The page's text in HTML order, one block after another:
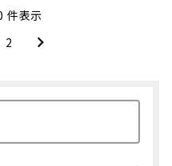
件表示
2